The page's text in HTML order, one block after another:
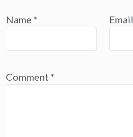
Name * Email
Comment *